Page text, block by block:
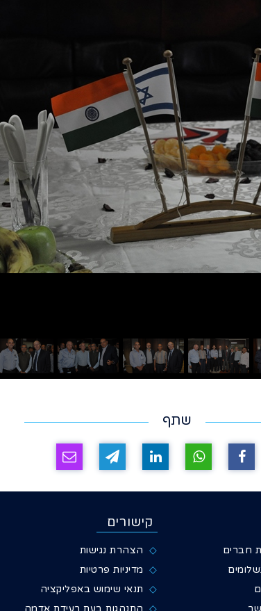
שתף
חברים
קישורים
הצהרת נגישות
מדיניות פרטיות
תנאי שימוש באפליקציה
התנהגות בעת רעידת אדמה